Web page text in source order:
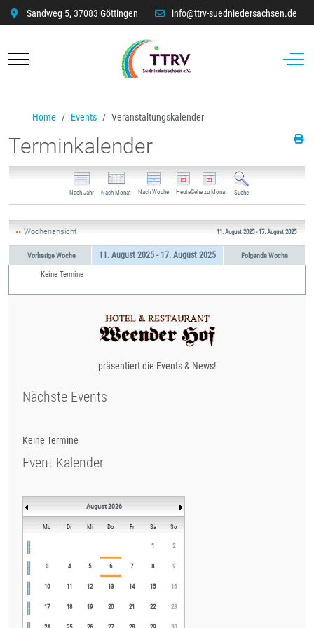
Sandweg 5, 37083 Göttingen info@ttrv-suedniedersachsen.de
Mobile Menu Toggle Off-
Home Events Veranstaltungskalender
Terminkalender
Nach Jahr Nach Monat Nach Woche HeuteGehe zu Monat Suche
Wochenansicht 11. August 2025 - 17. August 2025
Vorherige Woche 11. August 2025 - 17. August 2025 Folgende Woche
Keine Termine
präsentiert die Events & News!
Nächste Events
Keine Termine
Event Kalender
August 2026
Mo Di Mi Do Fr Sa So
1 2
3 4 5 6 7 8 9
10 11 12 13 14 15 16
17 18 19 20 21 22 23